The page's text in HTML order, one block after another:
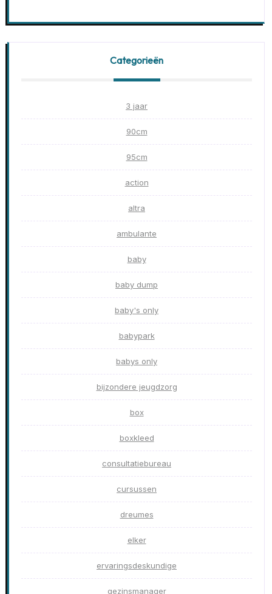
Categorieën
3 jaar
90cm
95cm
action
altra
ambulante
baby
baby dump
baby's only
babypark
babys only
bijzondere jeugdzorg
box
boxkleed
consultatiebureau
cursussen
dreumes
elker
ervaringsdeskundige
gezinsmanager